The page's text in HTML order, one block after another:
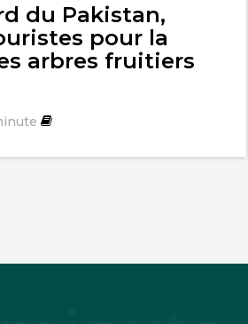
du Pakistan,
pour la
arbres fruitiers